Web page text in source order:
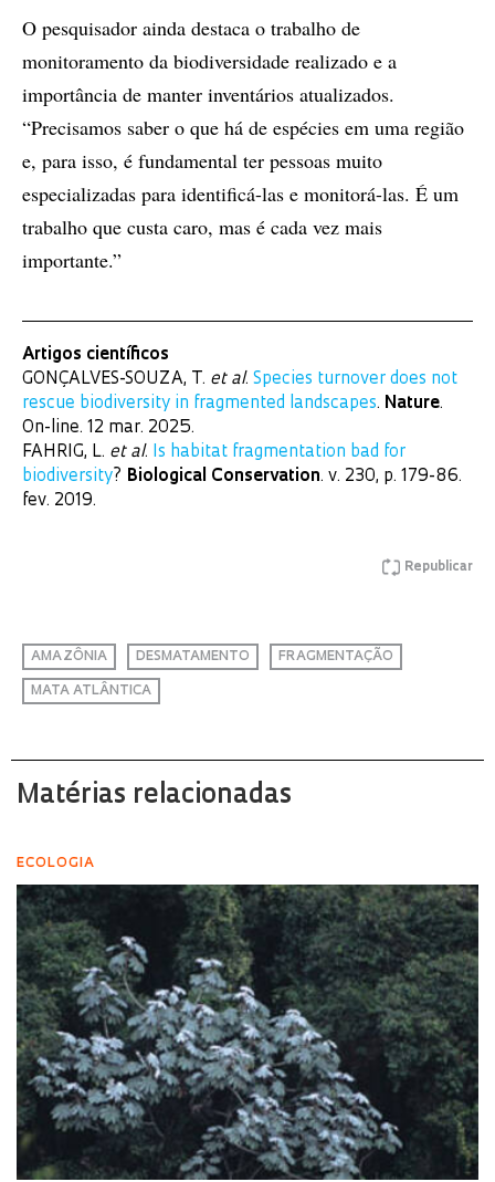
O pesquisador ainda destaca o trabalho de
monitoramento da biodiversidade realizado e a
importância de manter inventários atualizados.
“Precisamos saber o que há de espécies em uma região
e, para isso, é fundamental ter pessoas muito
especializadas para identificá-las e monitorá-las. É um
trabalho que custa caro, mas é cada vez mais
importante.”
Artigos científicos
GONÇALVES-SOUZA, T. et al. Species turnover does not
rescue biodiversity in fragmented landscapes. Nature.
On-line. 12 mar. 2025.
FAHRIG, L. et al. Is habitat fragmentation bad for
biodiversity? Biological Conservation. v. 230, p. 179-86.
fev. 2019.
Republicar
AMAZÔNIA DESMATAMENTO FRAGMENTAÇÃO
MATA ATLÂNTICA